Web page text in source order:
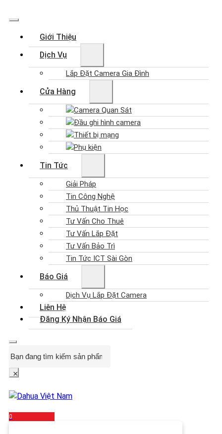
Giới Thiệu
Dịch Vụ
Lắp Đặt Camera Gia Đình
Cửa Hàng
Camera Quan Sát
Đầu ghi hình camera
Thiết bị mạng
Phụ kiện
Tin Tức
Giải Pháp
Tin Công Nghệ
Thủ Thuật Tin Học
Tư Vấn Cho Thuê
Tư Vấn Lắp Đặt
Tư Vấn Bảo Trì
Tin Tức ICT Sài Gòn
Báo Giá
Dịch Vụ Lắp Đặt Camera
Liên Hệ
Đăng Ký Nhận Báo Giá
×
0